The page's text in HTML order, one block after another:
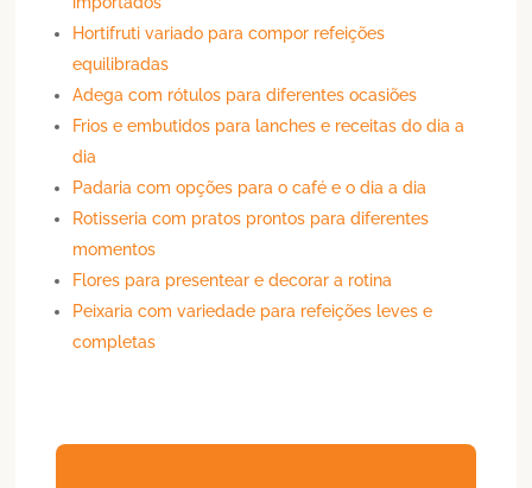
Hortifruti variado para compor refeições
equilibradas
Adega com rótulos para diferentes ocasiões
Frios e embutidos para lanches e receitas do dia a
dia
Padaria com opções para o café e o dia a dia
Rotisseria com pratos prontos para diferentes
momentos
Flores para presentear e decorar a rotina
Peixaria com variedade para refeições leves e
completas